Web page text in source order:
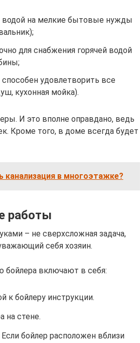
водой на мелкие бытовые нужды
для снабжения горячей водой
удовлетворить все
кухонная мойка).
И это вполне оправдано, ведь
Кроме того, в доме всегда будет
канализация в многоэтажке?
работы
– не сверхсложная задача,
себя хозяин.
бойлера включают в себя:
к бойлеру инструкции.
на стене.
бойлер расположен вблизи